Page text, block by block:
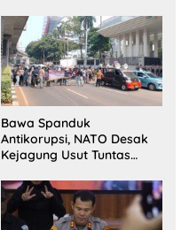
Bawa Spanduk
Antikorupsi, NATO Desak
Kejagung Usut Tuntas